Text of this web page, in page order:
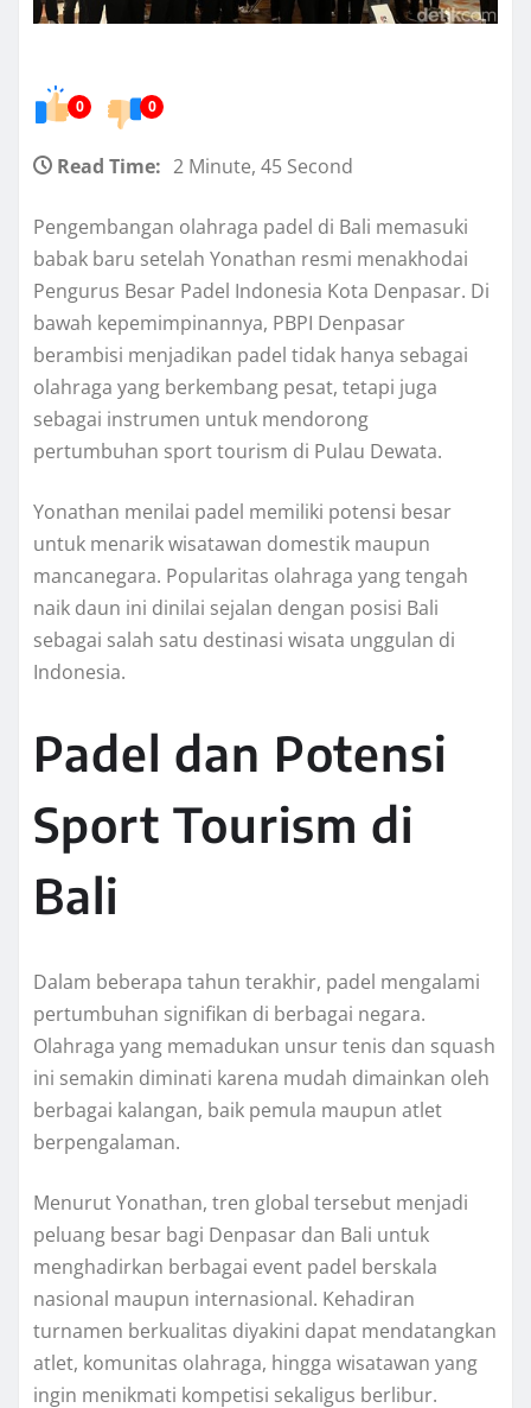
0 0
Read Time: 2 Minute, 45 Second
Pengembangan olahraga padel di Bali memasuki
babak baru setelah Yonathan resmi menakhodai
Pengurus Besar Padel Indonesia Kota Denpasar. Di
bawah kepemimpinannya, PBPI Denpasar
berambisi menjadikan padel tidak hanya sebagai
olahraga yang berkembang pesat, tetapi juga
sebagai instrumen untuk mendorong
pertumbuhan sport tourism di Pulau Dewata.
Yonathan menilai padel memiliki potensi besar
untuk menarik wisatawan domestik maupun
mancanegara. Popularitas olahraga yang tengah
naik daun ini dinilai sejalan dengan posisi Bali
sebagai salah satu destinasi wisata unggulan di
Indonesia.
Padel dan Potensi
Sport Tourism di
Bali
Dalam beberapa tahun terakhir, padel mengalami
pertumbuhan signifikan di berbagai negara.
Olahraga yang memadukan unsur tenis dan squash
ini semakin diminati karena mudah dimainkan oleh
berbagai kalangan, baik pemula maupun atlet
berpengalaman.
Menurut Yonathan, tren global tersebut menjadi
peluang besar bagi Denpasar dan Bali untuk
menghadirkan berbagai event padel berskala
nasional maupun internasional. Kehadiran
turnamen berkualitas diyakini dapat mendatangkan
atlet, komunitas olahraga, hingga wisatawan yang
ingin menikmati kompetisi sekaligus berlibur.